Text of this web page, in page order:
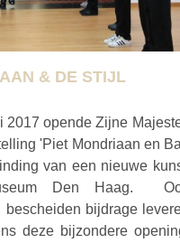
& DE STIJL
2017 opende Zijne
'Piet Mondriaan en
van een nieuwe
Den Haag.
bescheiden bijdrage
deze bijzondere